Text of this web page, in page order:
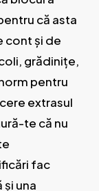
că asta
cont și de
grădinițe,
pentru
extrasul
te că nu
fac
una